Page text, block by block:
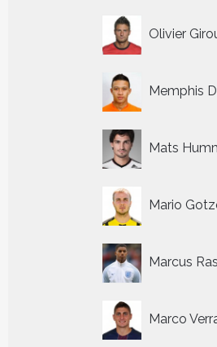
Olivier
Memphis
Mats
Mario
Marcus
Marco